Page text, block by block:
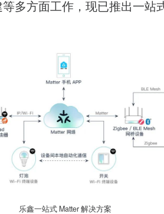
多方面工作，现已推出一站
乐鑫一站式 Matter 解决方案